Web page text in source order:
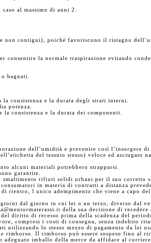
al massimo di anni 2.
contigui), poichè favoriscono il ristagno
consentire la normale traspirazione evitando
bagnati.
consistenza e la durata degli strati interni.
potenza.
la consistenza e la durata dei componenti.
dell’umidità e prevenire così l’insorgere
del tessuto stesso) veloce ed asciugato
alcuni materiali potrebbero strapparsi.
garantite.
rifiuti solidi urbani per il suo corretto
in materia di contratti a distanza
rientro, l unico adempimento che viene a capo
dal giorno in cui lei o un terzo, diverso dal
della sua decisione di recedere
diritto di recesso prima della scadenza del
compresi i costi di consegna, senza indebito
lo stesso mezzo di pagamento da lei
rimborso. Il rimborso può essere sospeso fino al
imballo della merce da affidare al